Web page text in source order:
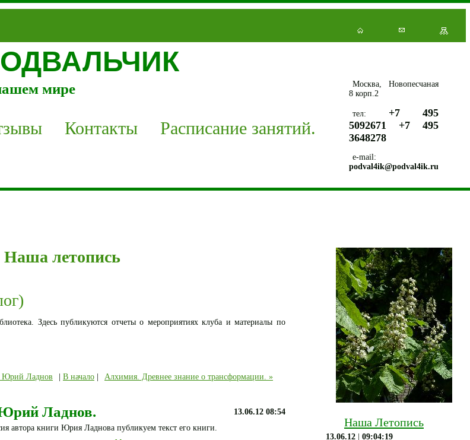
мире
Контакты Расписание занятий.
Москва, Новопесчаная
8 корп.2
тел:
+7 495
5092671 +7 495
3648278
e-mail:
podval4ik@podval4ik.ru
Наша летопись
Здесь публикуются отчеты о мероприятиях клуба и материалы по
Юрий Ладнов В начало Алхимия. Древнее знание о трансформации. »
Ладнов. 13.06.12 08:54
автора книги Юрия Ладнова публикуем текст его книги.
Наша Летопись
13.06.12
09:04:19